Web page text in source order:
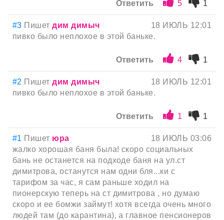
Ответить 5 1
#3 Пишетдим димыч
18 ИЮЛЬ 12:01
пивко было неплохое в этой баньке.
Ответить 4 1
#2 Пишетдим димыч
18 ИЮЛЬ 12:01
пивко было неплохое в этой баньке.
Ответить 1 1
#1 Пишет юра
18 ИЮЛЬ 03:06
жалко хорошая баня была! скоро социальных
бань не останется на подходе баня на ул.ст
димитрова, останутся нам одни бля...ки с
тарифом за час, я сам раньше ходил на
пионерскую теперь на ст димитрова , но думаю
скоро и ее бомжи займут! хотя всегда очень много
людей там (до карантина), а главное пенсионеров